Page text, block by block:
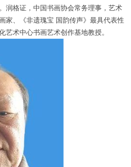
润格证，中国书画协会常务理事，艺术
家、《非遗瑰宝 国韵传声》最具代表性
艺术中心书画艺术创作基地教授。